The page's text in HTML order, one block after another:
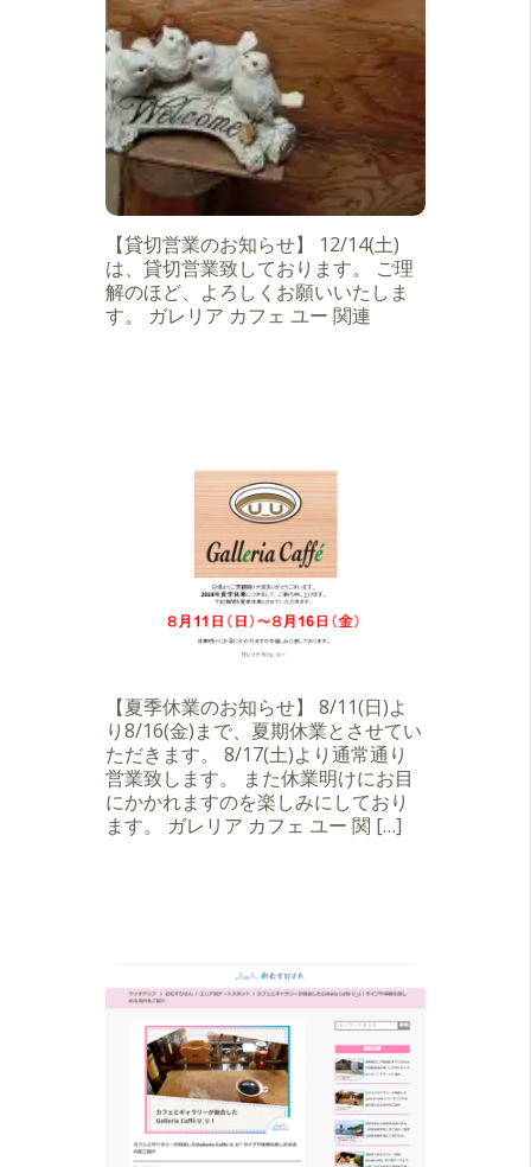
【貸切営業のお知らせ】 12/14(土)
は、貸切営業致しております。 ご理
解のほど、よろしくお願いいたしま
す。 ガレリア カフェ ユー 関連
【夏季休業のお知らせ】 8/11(日)よ
り8/16(金)まで、夏期休業とさせてい
ただきます。 8/17(土)より通常通り
営業致します。 また休業明けにお目
にかかれますのを楽しみにしており
ます。 ガレリア カフェ ユー 関 […]